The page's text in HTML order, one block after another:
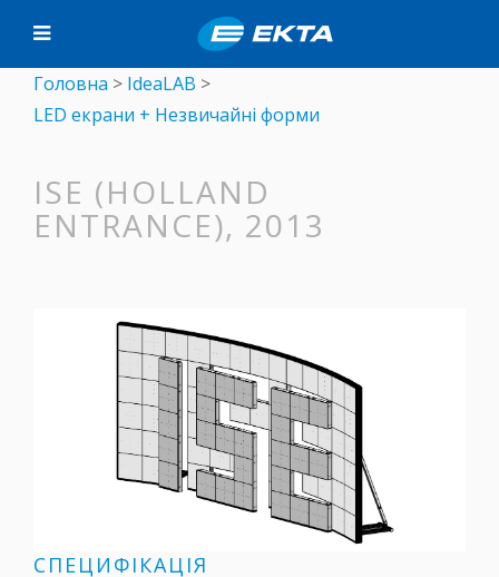
Головна > IdeaLAB >
LED екрани + Незвичайні форми
ISE (HOLLAND
ENTRANCE), 2013
СПЕЦИФІКАЦІЯ